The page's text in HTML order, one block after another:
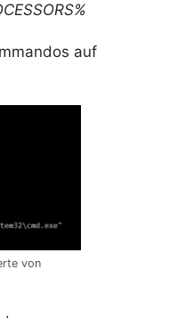
auf
von